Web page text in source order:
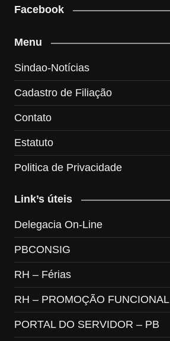
Facebook
Menu
Sindao-Notícias
Cadastro de Filiação
Contato
Estatuto
Politica de Privacidade
Link’s úteis
Delegacia On-Line
PBCONSIG
RH – Férias
RH – PROMOÇÃO FUNCIONAL
PORTAL DO SERVIDOR – PB